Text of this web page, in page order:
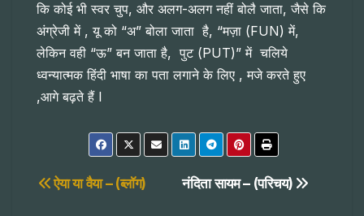
कि कोई भी स्वर चुप, और अलग-अलग नहीं बोलै जाता, जैसे कि
अंग्रेजी में , यू को “अ” बोला जाता है, “मज़ा (FUN) में,
लेकिन वही “ऊ” बन जाता है, पुट (PUT)” में चलिये
ध्वन्यात्मक हिंदी भाषा का पता लगाने के लिए , मजे करते हुए
,आगे बढ़ते हैं I
Post
नंदिता सायम – (परिचय)
ऐया या वैया – (ब्लॉग)